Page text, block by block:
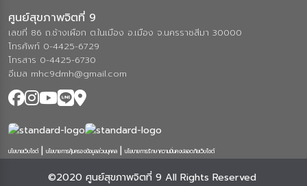
ศูนย์สุขภาพจิตที่ 9
เลขที่ 86 ถ.ช้างเผือก ต.ในเมือง อ.เมือง จ.นครราชสีมา 30000
โทรศัพท์ 0-4425-6729
โทรสาร 0-4425-6730
อีเมล mhc9dmh@gmail.com
นโยบายเว็บไซต์ | นโยบายการคุ้มครองข้อมูลส่วนบุคคล | นโยบายการรักษาความมั่นคงปลอดภัยเว็บไซต์
©2020 ศูนย์สุขภาพจิตที่ 9 All Rights Reserved